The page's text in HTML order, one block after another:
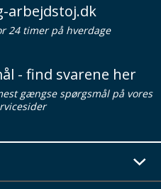
arbejdstoj.dk
24 timer på hverdage
- find svarene her
gængse spørgsmål på vores